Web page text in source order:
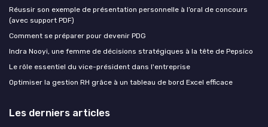
Réussir son exemple de présentation personnelle à l’oral de concours
(avec support PDF)
Comment se préparer pour devenir PDG
Indra Nooyi, une femme de décisions stratégiques à la tête de Pepsico
Le rôle essentiel du vice-président dans l'entreprise
Optimiser la gestion RH grâce à un tableau de bord Excel efficace
Les derniers articles